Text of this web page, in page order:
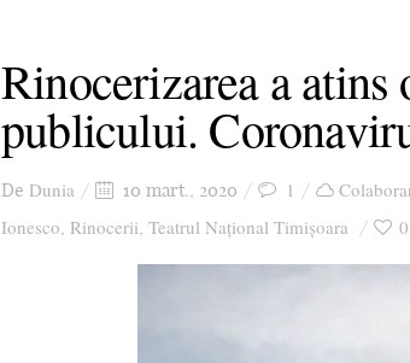
Rinocerizarea a atins
publicului.
De Dunia 10 mart., 2020 1
Ionesco, Rinocerii, Teatrul Național Timișoara 0